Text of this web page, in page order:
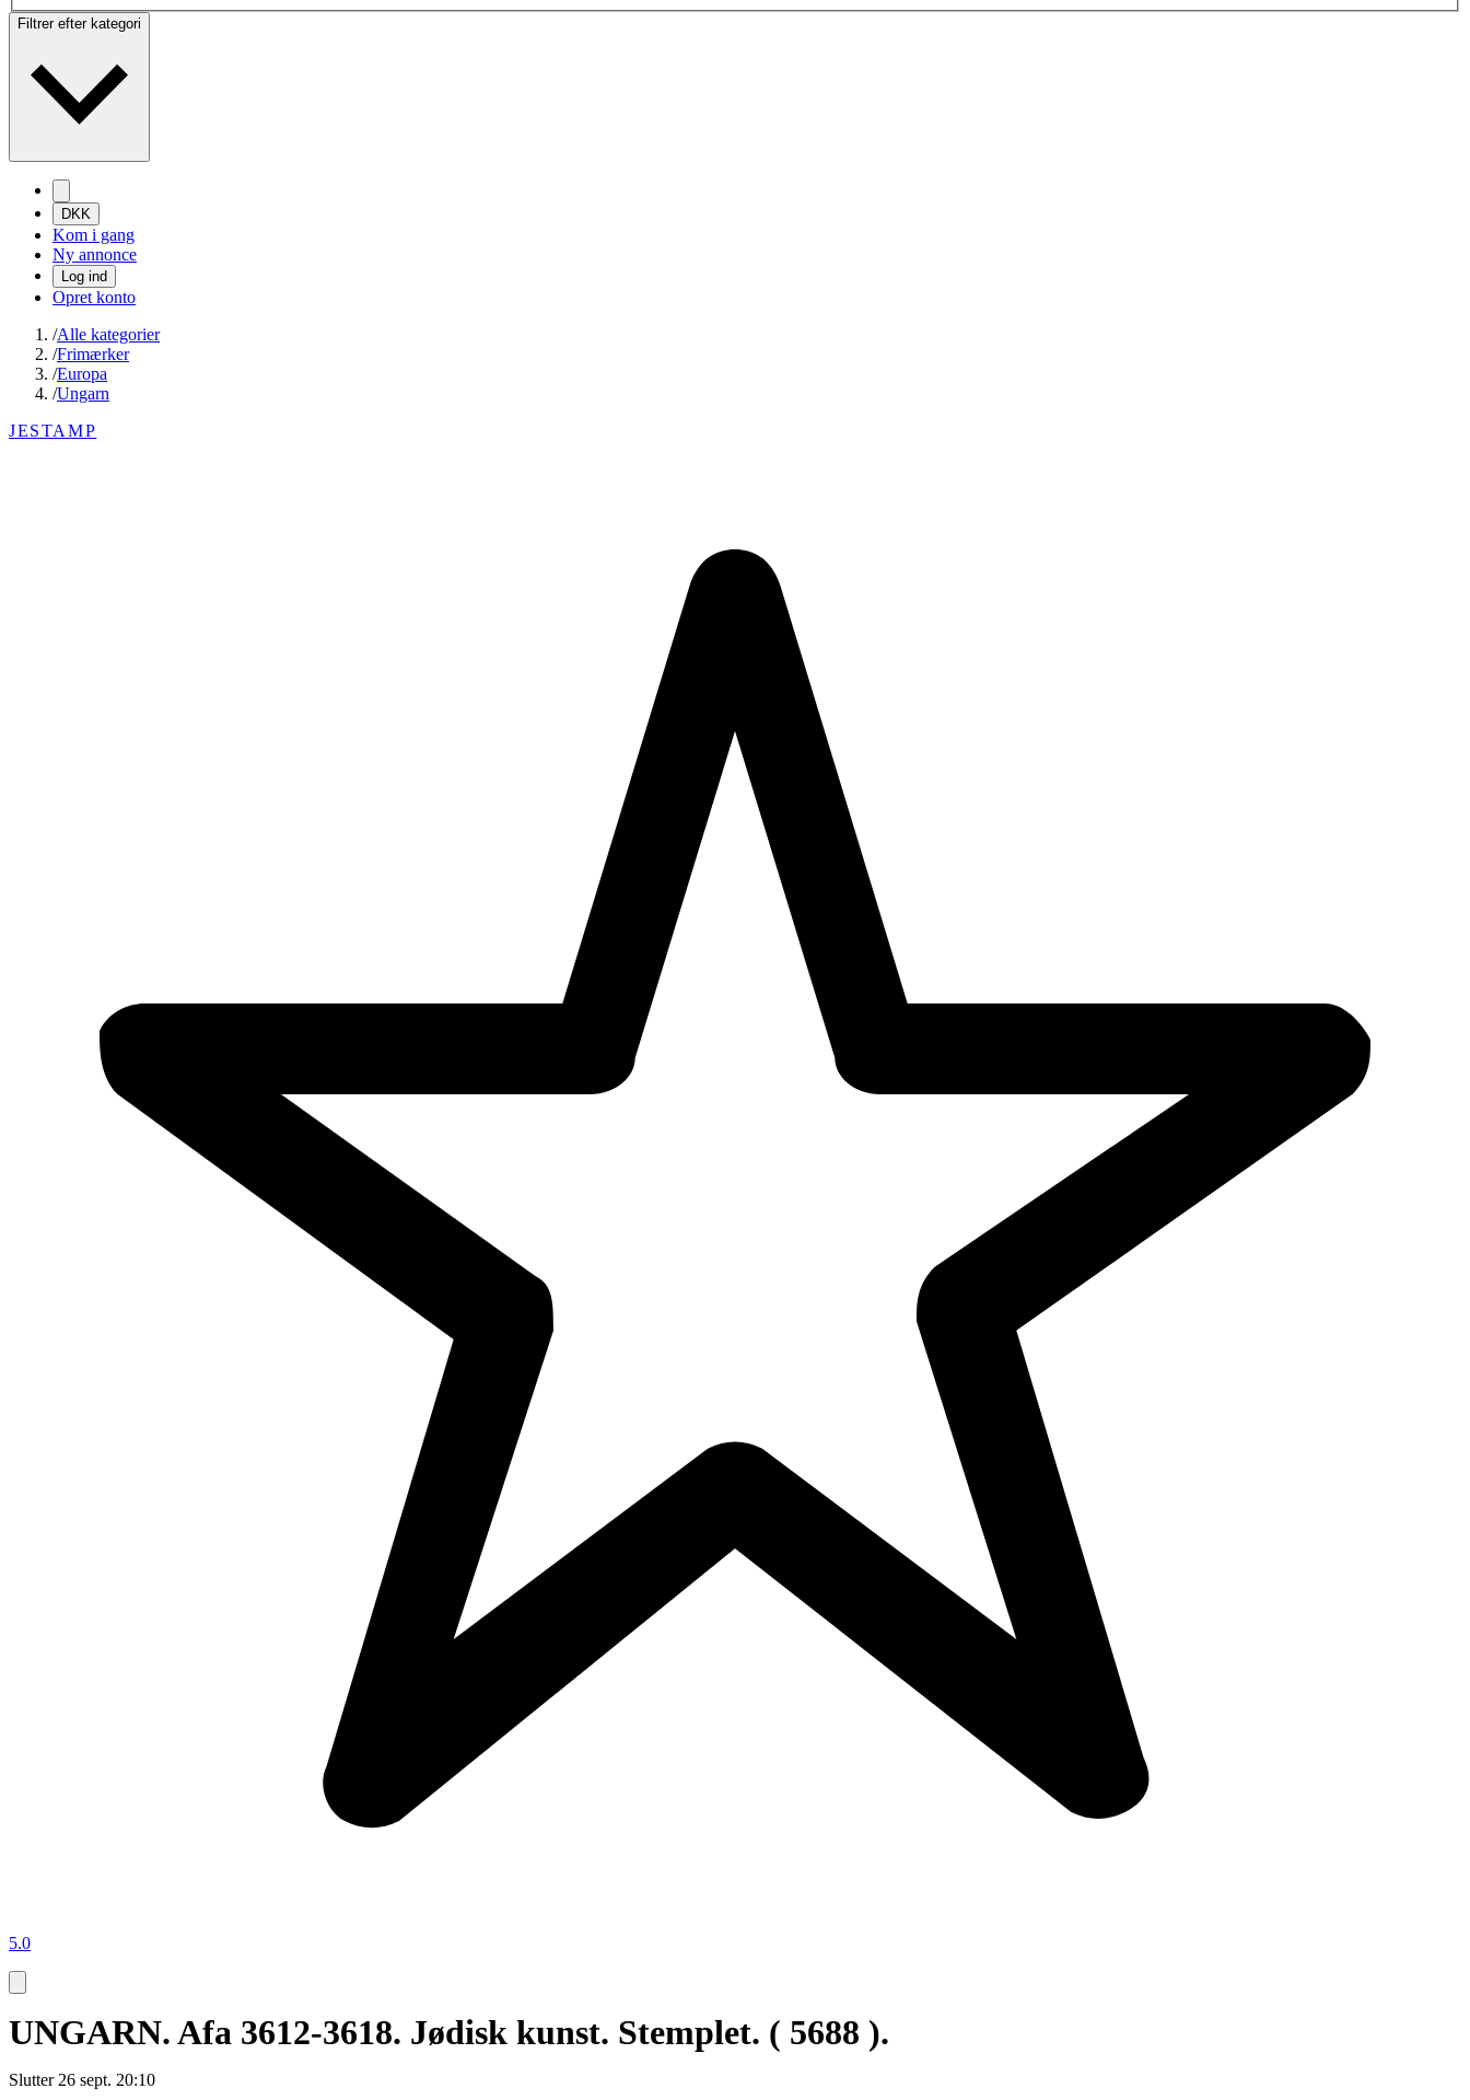
Filtrer efter kategori
DKK
Kom i gang
Ny annonce
Log ind
Opret konto
/Alle kategorier
/Frimærker
/Europa
/Ungarn
JESTAMP
5.0
UNGARN. Afa 3612-3618. Jødisk kunst. Stemplet. ( 5688 ).
Slutter 26 sept. 20:10